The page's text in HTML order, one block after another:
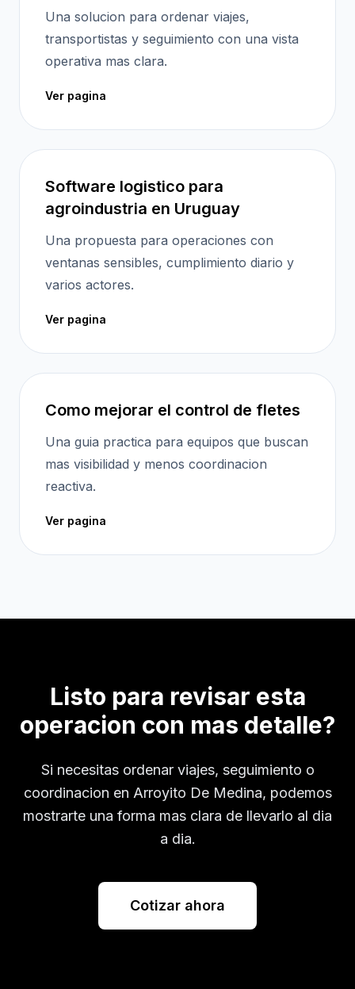
Una solucion para ordenar viajes,
transportistas y seguimiento con una vista
operativa mas clara.
Ver pagina
Software logistico para
agroindustria en Uruguay
Una propuesta para operaciones con
ventanas sensibles, cumplimiento diario y
varios actores.
Ver pagina
Como mejorar el control de fletes
Una guia practica para equipos que buscan
mas visibilidad y menos coordinacion
reactiva.
Ver pagina
Listo para revisar esta
operacion con mas detalle?
Si necesitas ordenar viajes, seguimiento o
coordinacion en Arroyito De Medina, podemos
mostrarte una forma mas clara de llevarlo al dia
a dia.
Cotizar ahora